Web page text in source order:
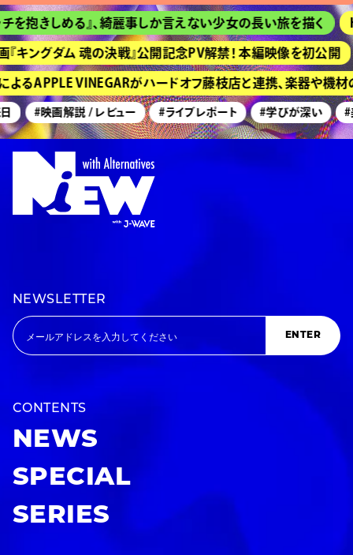
しめる』、綺麗事しか言えない少女の長い旅を描く
グダム 魂の決戦』公開記念PV解禁！ 本編映像を初公開 京
APPLE VINEGARがハードオフ藤枝店と連携、楽器や機材の
#映画解説 / レビュー #ライブレポート #学びが深い #美術
NEWSLETTER
ENTER
CONTENTS
NEWS
SPECIAL
SERIES